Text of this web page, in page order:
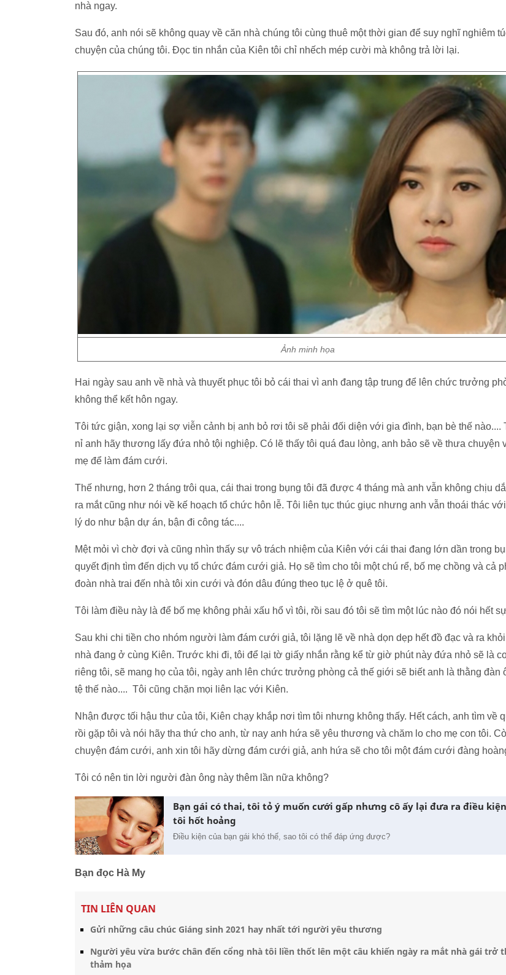
nhà ngay.
Sau đó, anh nói sẽ không quay về căn nhà chúng tôi cùng thuê một thời gian để suy nghĩ nghiêm
chuyện của chúng tôi. Đọc tin nhắn của Kiên tôi chỉ nhếch mép cười mà không trả lời lại.
Ảnh minh họa
Hai ngày sau anh về nhà và thuyết phục tôi bỏ cái thai vì anh đang tập trung để lên chức trưởng
không thể kết hôn ngay.
Tôi tức giận, xong lại sợ viễn cảnh bị anh bỏ rơi tôi sẽ phải đối diện với gia đình, bạn bè thế nào....
nỉ anh hãy thương lấy đứa nhỏ tội nghiệp. Có lẽ thấy tôi quá đau lòng, anh bảo sẽ về thưa chuyện
mẹ để làm đám cưới.
Thế nhưng, hơn 2 tháng trôi qua, cái thai trong bụng tôi đã được 4 tháng mà anh vẫn không chịu
ra mắt cũng như nói về kế hoạch tổ chức hôn lễ. Tôi liên tục thúc giục nhưng anh vẫn thoái thác
lý do như bận dự án, bận đi công tác....
Mệt mỏi vì chờ đợi và cũng nhìn thấy sự vô trách nhiệm của Kiên với cái thai đang lớn dần trong
quyết định tìm đến dịch vụ tổ chức đám cưới giả. Họ sẽ tìm cho tôi một chú rể, bố mẹ chồng và cả
đoàn nhà trai đến nhà tôi xin cưới và đón dâu đúng theo tục lệ ở quê tôi.
Tôi làm điều này là để bố mẹ không phải xấu hổ vì tôi, rồi sau đó tôi sẽ tìm một lúc nào đó nói hết
Sau khi chi tiền cho nhóm người làm đám cưới giả, tôi lặng lẽ về nhà dọn dẹp hết đồ đạc và ra
nhà đang ở cùng Kiên. Trước khi đi, tôi để lại tờ giấy nhắn rằng kể từ giờ phút này đứa nhỏ sẽ là
riêng tôi, sẽ mang họ của tôi, ngày anh lên chức trưởng phòng cả thế giới sẽ biết anh là thằng đàn
tệ thế nào.... Tôi cũng chặn mọi liên lạc với Kiên.
Nhận được tối hậu thư của tôi, Kiên chạy khắp nơi tìm tôi nhưng không thấy. Hết cách, anh tìm về
rồi gặp tôi và nói hãy tha thứ cho anh, từ nay anh hứa sẽ yêu thương và chăm lo cho mẹ con tôi.
chuyện đám cưới, anh xin tôi hãy dừng đám cưới giả, anh hứa sẽ cho tôi một đám cưới đàng
Tôi có nên tin lời người đàn ông này thêm lần nữa không?
Bạn gái có thai, tôi tỏ ý muốn cưới gấp nhưng cô ấy lại đưa ra điều
tôi hốt hoảng
Điều kiện của bạn gái khó thế, sao tôi có thể đáp ứng được?
Bạn đọc Hà My
TIN LIÊN QUAN
Gửi những câu chúc Giáng sinh 2021 hay nhất tới người yêu thương
Người yêu vừa bước chân đến cổng nhà tôi liền thốt lên một câu khiến ngày ra mắt nhà gái trở
thảm họa